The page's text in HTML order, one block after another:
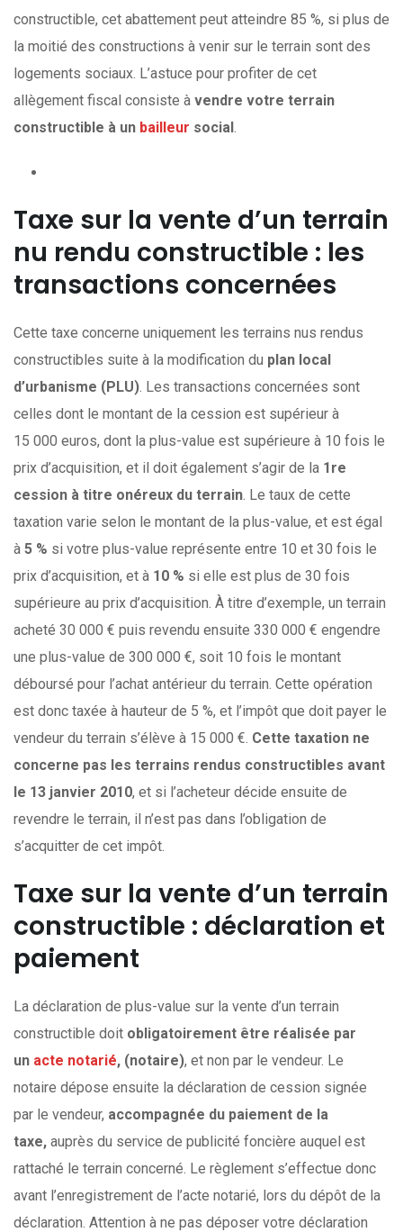
constructible, cet abattement peut atteindre 85 %, si plus de
la moitié des constructions à venir sur le terrain sont des
logements sociaux. L’astuce pour profiter de cet
allègement fiscal consiste à vendre votre terrain
constructible à un bailleur social.
Taxe sur la vente d’un terrain
nu rendu constructible : les
transactions concernées
Cette taxe concerne uniquement les terrains nus rendus
constructibles suite à la modification du plan local
d’urbanisme (PLU). Les transactions concernées sont
celles dont le montant de la cession est supérieur à
15 000 euros, dont la plus-value est supérieure à 10 fois le
prix d’acquisition, et il doit également s’agir de la 1re
cession à titre onéreux du terrain. Le taux de cette
taxation varie selon le montant de la plus-value, et est égal
à 5 % si votre plus-value représente entre 10 et 30 fois le
prix d’acquisition, et à 10 % si elle est plus de 30 fois
supérieure au prix d’acquisition. À titre d’exemple, un terrain
acheté 30 000 € puis revendu ensuite 330 000 € engendre
une plus-value de 300 000 €, soit 10 fois le montant
déboursé pour l’achat antérieur du terrain. Cette opération
est donc taxée à hauteur de 5 %, et l’impôt que doit payer le
vendeur du terrain s’élève à 15 000 €. Cette taxation ne
concerne pas les terrains rendus constructibles avant
le 13 janvier 2010, et si l’acheteur décide ensuite de
revendre le terrain, il n’est pas dans l’obligation de
s’acquitter de cet impôt.
Taxe sur la vente d’un terrain
constructible : déclaration et
paiement
La déclaration de plus-value sur la vente d’un terrain
constructible doit obligatoirement être réalisée par
un acte notarié, (notaire), et non par le vendeur. Le
notaire dépose ensuite la déclaration de cession signée
par le vendeur, accompagnée du paiement de la
taxe, auprès du service de publicité foncière auquel est
rattaché le terrain concerné. Le règlement s’effectue donc
avant l’enregistrement de l’acte notarié, lors du dépôt de la
déclaration. Attention à ne pas déposer votre déclaration